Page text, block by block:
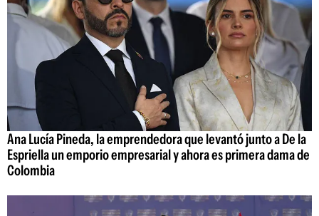
Ana Lucía Pineda, la emprendedora que levantó junto a De la
Espriella un emporio empresarial y ahora es primera dama de
Colombia